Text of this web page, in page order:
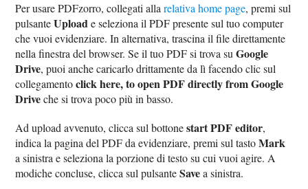
Per usare PDFzorro, collegati allarelativa home page, premi sul
pulsanteUploade seleziona il PDF presente sul tuo computer
che vuoi evidenziare. In alternativa, trascina il file direttamente
nella finestra del browser. Se il tuo PDF si trova suGoogle
Drive, puoi anche caricarlo drittamente da lì facendo clic sul
collegamentoclick here, to open PDF directly from Google
Driveche si trova poco più in basso.
Ad upload avvenuto, clicca sul bottonestart PDF editor,
indica la pagina del PDF da evidenziare, premi sul tastoMark
a sinistra e seleziona la porzione di testo su cui vuoi agire. A
modiche concluse, clicca sul pulsanteSavea sinistra.